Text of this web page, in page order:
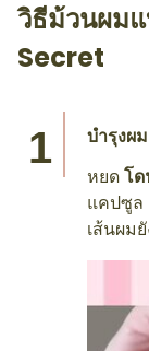
วิธีม้วนผม
Secret
บำรุงผม
หยด โด
แคปซูล
เส้นผม